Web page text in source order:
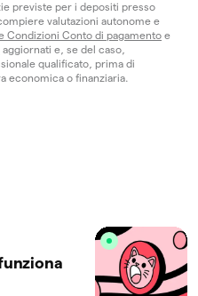
previste per i depositi presso
valutazioni autonome e
Condizioni Conto di pagamento e
aggiornati e, se del caso,
qualificato, prima di
economica o finanziaria.